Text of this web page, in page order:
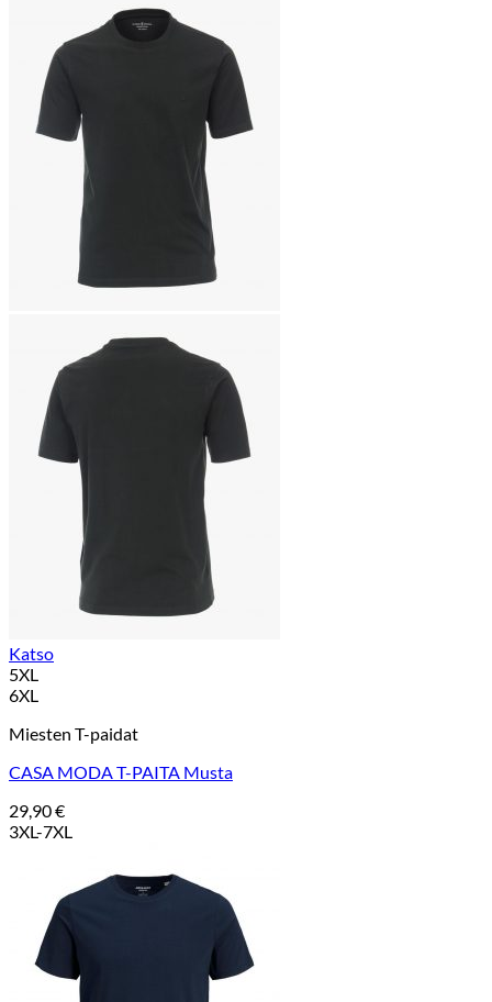
Katso
5XL
6XL
Miesten T-paidat
CASA MODA T-PAITA Musta
29,90€
3XL-7XL